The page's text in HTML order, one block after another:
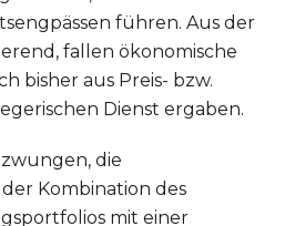
führen. Aus der
fallen ökonomische
bisher aus Preis- bzw.
Dienst ergaben.
die
Kombination des
mit einer